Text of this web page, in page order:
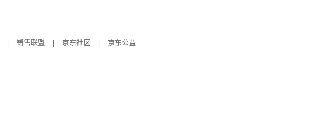
销售联盟 京东社区
京东公益